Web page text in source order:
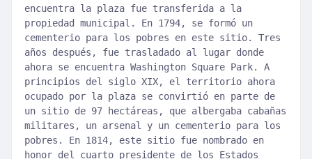
encuentra la plaza fue transferida a la
propiedad municipal. En 1794, se formó un
cementerio para los pobres en este sitio. Tres
años después, fue trasladado al lugar donde
ahora se encuentra Washington Square Park. A
principios del siglo XIX, el territorio ahora
ocupado por la plaza se convirtió en parte de
un sitio de 97 hectáreas, que albergaba cabañas
militares, un arsenal y un cementerio para los
pobres. En 1814, este sitio fue nombrado en
honor del cuarto presidente de los Estados